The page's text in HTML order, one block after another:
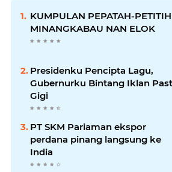
KUMPULAN PEPATAH-PETITIH
MINANGKABAU NAN ELOK
Presidenku Pencipta Lagu,
Gubernurku Bintang Iklan
Gigi
PT SKM Pariaman ekspor
perdana pinang langsung ke
India